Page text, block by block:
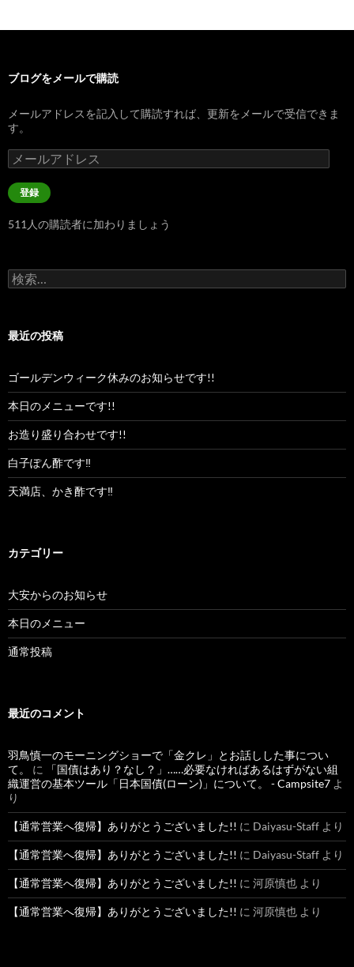
ブログをメールで購読
メールアドレスを記入して購読すれば、更新をメールで受信できま
す。
メ
ー
ル
ア
レ
登録
511人の購読者に加わりましょう
検
索:
最近の投稿
ゴールデンウィーク休みのお知らせです!!
本日のメニューです!!
お造り盛り合わせです!!
白子ぽん酢です‼︎
天満店、かき酢です‼︎
カテゴリー
大安からのお知らせ
本日のメニュー
通常投稿
最近のコメント
羽鳥慎一のモーニングショーで「金クレ」とお話しした事につい
て。
に
「国債はあり？なし？」……必要なければあるはずがない組
織運営の基本ツール「日本国債(ローン)」について。 - Campsite7 よ
り
【通常営業へ復帰】ありがとうございました!! に Daiyasu-Staff より
【通常営業へ復帰】ありがとうございました!! に Daiyasu-Staff より
【通常営業へ復帰】ありがとうございました!! に 河原慎也 より
【通常営業へ復帰】ありがとうございました!! に 河原慎也 より